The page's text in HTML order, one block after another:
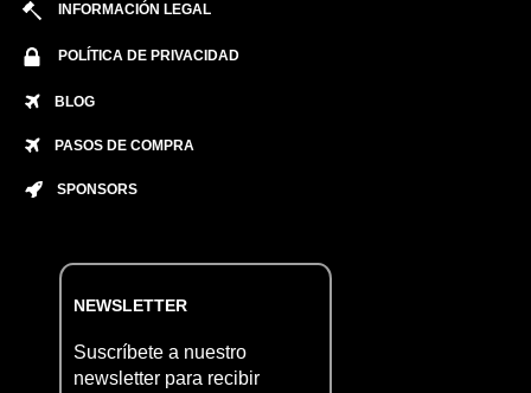
INFORMACIÓN LEGAL
POLÍTICA DE PRIVACIDAD
BLOG
PASOS DE COMPRA
SPONSORS
NEWSLETTER
Suscríbete a nuestro
newsletter para recibir